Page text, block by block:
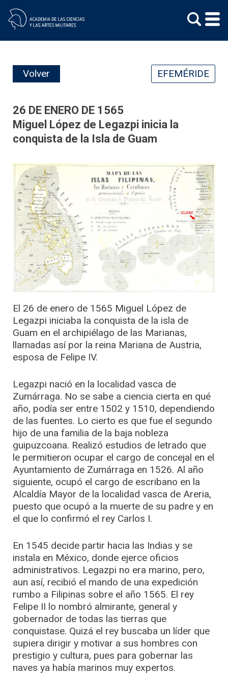
content
Volver EFEMÉRIDE
26 DE ENERO DE 1565
Miguel López de Legazpi inicia la
conquista de la Isla de Guam
El 26 de enero de 1565 Miguel López de
Legazpi iniciaba la conquista de la isla de
Guam en el archipiélago de las Marianas,
llamadas así por la reina Mariana de Austria,
esposa de Felipe IV.
Legazpi nació en la localidad vasca de
Zumárraga. No se sabe a ciencia cierta en qué
año, podía ser entre 1502 y 1510, dependiendo
de las fuentes. Lo cierto es que fue el segundo
hijo de una familia de la baja nobleza
guipuzcoana. Realizó estudios de letrado que
le permitieron ocupar el cargo de concejal en el
Ayuntamiento de Zumárraga en 1526. Al año
siguiente, ocupó el cargo de escribano en la
Alcaldía Mayor de la localidad vasca de Areria,
puesto que ocupó a la muerte de su padre y en
el que lo confirmó el rey Carlos I.
En 1545 decide partir hacia las Indias y se
instala en México, donde ejerce oficios
administrativos. Legazpi no era marino, pero,
aun así, recibió el mando de una expedición
rumbo a Filipinas sobre el año 1565. El rey
Felipe II lo nombró almirante, general y
gobernador de todas las tierras que
conquistase. Quizá el rey buscaba un líder que
supiera dirigir y motivar a sus hombres con
prestigio y cultura, pues para gobernar las
naves ya había marinos muy expertos.